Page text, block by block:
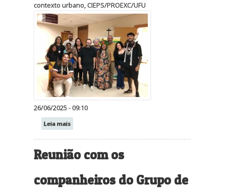
contexto urbano, CIEPS/PROEXC/UFU
26/06/2025 - 09:10
Leia mais
Reunião com os
companheiros do Grupo de